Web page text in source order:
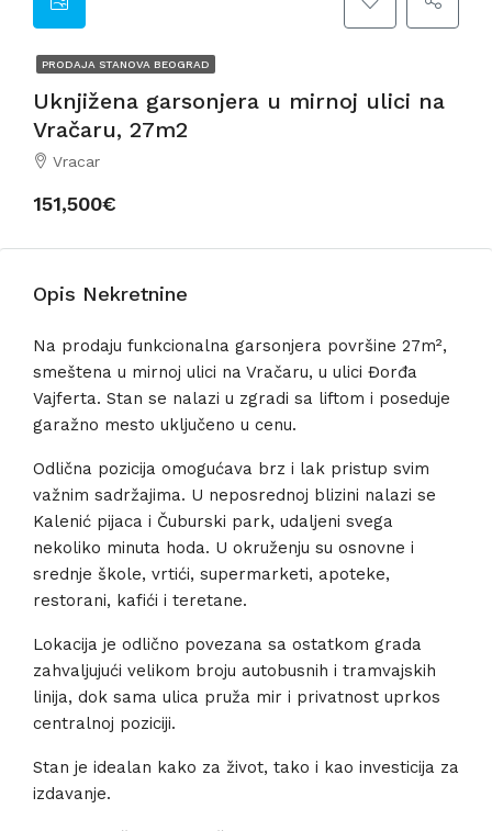
PRODAJA STANOVA BEOGRAD
Uknjižena garsonjera u mirnoj ulici na
Vračaru, 27m2
Vracar
151,500€
Opis Nekretnine
Na prodaju funkcionalna garsonjera površine 27m²,
smeštena u mirnoj ulici na Vračaru, u ulici Đorđa
Vajferta. Stan se nalazi u zgradi sa liftom i poseduje
garažno mesto uključeno u cenu.
Odlična pozicija omogućava brz i lak pristup svim
važnim sadržajima. U neposrednoj blizini nalazi se
Kalenić pijaca i Čuburski park, udaljeni svega
nekoliko minuta hoda. U okruženju su osnovne i
srednje škole, vrtići, supermarketi, apoteke,
restorani, kafići i teretane.
Lokacija je odlično povezana sa ostatkom grada
zahvaljujući velikom broju autobusnih i tramvajskih
linija, dok sama ulica pruža mir i privatnost uprkos
centralnoj poziciji.
Stan je idealan kako za život, tako i kao investicija za
izdavanje.